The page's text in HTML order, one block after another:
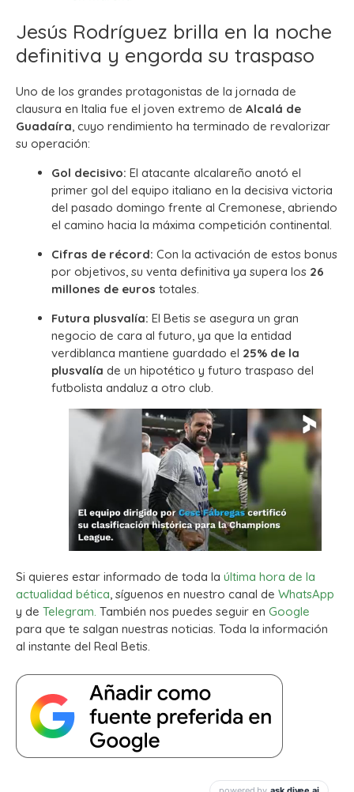
Jesús Rodríguez brilla en la noche
definitiva y engorda su traspaso
Uno de los grandes protagonistas de la jornada de
clausura en Italia fue el joven extremo de Alcalá de
Guadaíra, cuyo rendimiento ha terminado de revalorizar
su operación:
Gol decisivo: El atacante alcalareño anotó el
primer gol del equipo italiano en la decisiva victoria
del pasado domingo frente al Cremonese, abriendo
el camino hacia la máxima competición continental.
Cifras de récord: Con la activación de estos bonus
por objetivos, su venta definitiva ya supera los 26
millones de euros totales.
Futura plusvalía: El Betis se asegura un gran
negocio de cara al futuro, ya que la entidad
verdiblanca mantiene guardado el 25% de la
plusvalía de un hipotético y futuro traspaso del
futbolista andaluz a otro club.
Si quieres estar informado de toda la última hora de la
actualidad bética, síguenos en nuestro canal de WhatsApp
y de Telegram. También nos puedes seguir en Google
para que te salgan nuestras noticias. Toda la información
al instante del Real Betis.